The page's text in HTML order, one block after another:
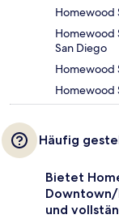
Homewood
Homewood
San Diego
Homewood
Homewood
Häufig
Bietet
Downtown/
und